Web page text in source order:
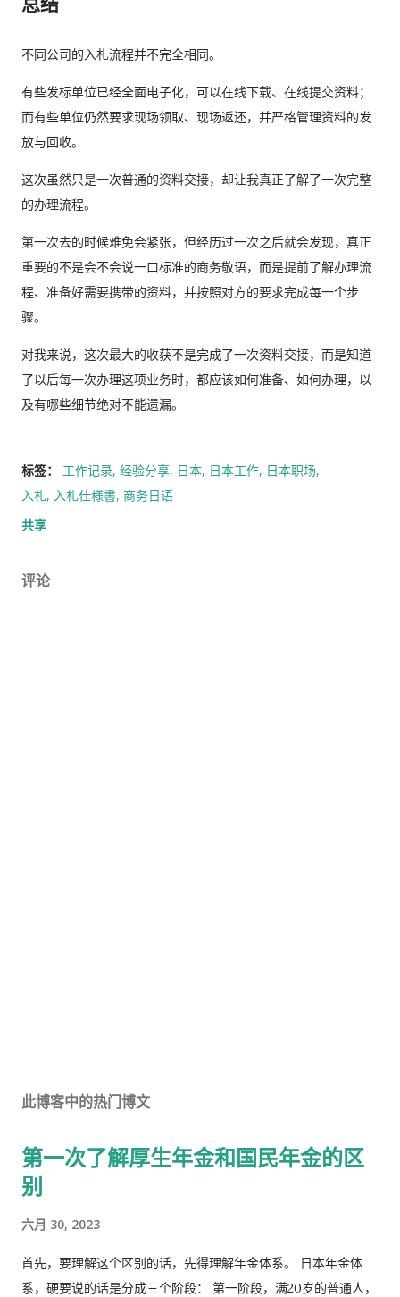
不同公司的入札流程并不完全相同。
有些发标单位已经全面电子化，可以在线下载、在线提交资料；
而有些单位仍然要求现场领取、现场返还，并严格管理资料的发
放与回收。
这次虽然只是一次普通的资料交接，却让我真正了解了一次完整
的办理流程。
第一次去的时候难免会紧张，但经历过一次之后就会发现，真正
重要的不是会不会说一口标准的商务敬语，而是提前了解办理流
程、准备好需要携带的资料，并按照对方的要求完成每一个步
骤。
对我来说，这次最大的收获不是完成了一次资料交接，而是知道
了以后每一次办理这项业务时，都应该如何准备、如何办理，以
及有哪些细节绝对不能遗漏。
标签： 工作记录 经验分享 日本 日本工作 日本职场
入札 入札仕様書 商务日语
共享
评论
此博客中的热门博文
第一次了解厚生年金和国民年金的区
别
六月 30, 2023
首先，要理解这个区别的话，先得理解年金体系。 日本年金体
系，硬要说的话是分成三个阶段： 第一阶段，满20岁的普通人，